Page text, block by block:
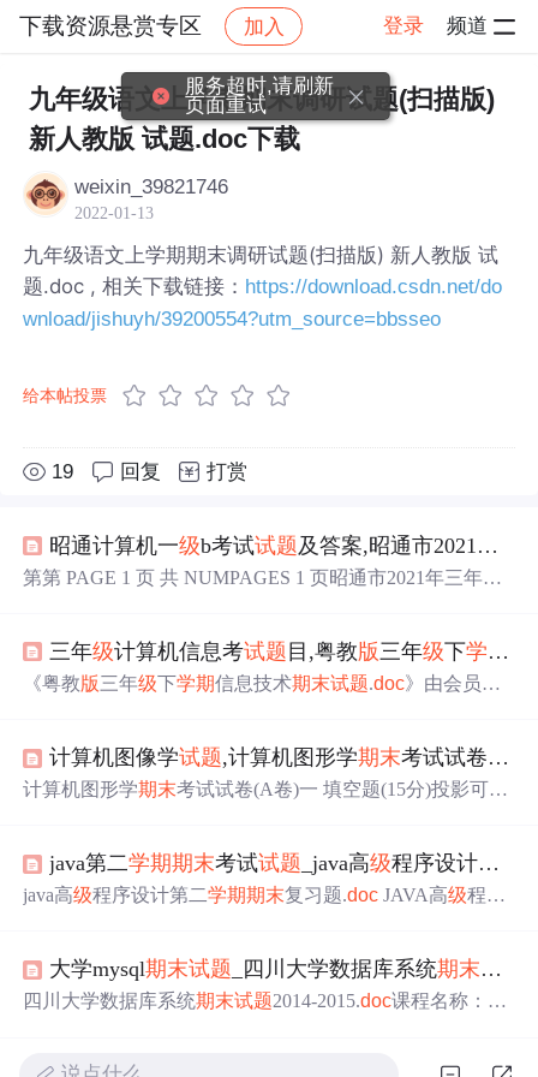
下载资源悬赏专区 加入 登录 频道
社区 下载资源悬赏专区 帖子详情
九年级语文上学期期末调研试题(扫描版)
新人教版 试题.doc下载
weixin_39821746
2022-01-13
九年级语文上学期期末调研试题(扫描版) 新人教版 试
题.doc , 相关下载链接： https://download.csdn.net/do
wnload/jishuyh/39200554?utm_source=bbsseo
给本帖投票
19 回复 打赏
昭通计算机一级b考试试题及答案,昭通市2021年三年
第第 PAGE 1 页 共 NUMPAGES 1 页昭通市2021年三年级
定学到不少知识，今天就让我们大显身手吧！一、 基础部
分。(46分) (共5题；共46分)1. (10分) 词语接龙。知—_____
三年级计算机信息考试题目,粤教版三年级下学期
《粤教版三年级下学期信息技术期末试题.doc》由会员分
2016 2017 学年第 二学期粤教版三 年级信息技术期末测
试题共 2 页 第( 1)页 2016-2017 学年第 二学期粤教版三
计算机图像学试题,计算机图形学期末考试试卷A卷.
计算机图形学期末考试试卷(A卷)一 填空题(15分)投影可以
(1,1)，P3(2,-1)，P4(3,0)确定一条三次Bezier曲线P(t)，。用
递推(de Casteljau)算法求解P(1/2)。(6分)三(8分)1、在真实
java第二学期期末考试试题 _java高级程序设计第二
java高级程序设计第二学期期末复习题.doc JAVA高级程序
言用来构建图形用户界面(GUI)的类库。(√)3容器JAVAAW
TCONTAINER是COMPONENT的子类，一个容器可以容
大学mysql期末试题 _四川大学数据库系统期末试题
四川大学数据库系统期末试题2014-2015.doc课程名称：数
服务超时,请刷新
页面重试